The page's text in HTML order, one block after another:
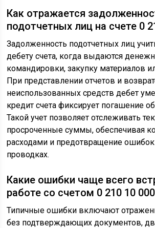
Как отражается
подотчетных лиц на счете 0
Задолженность подотчетных лиц
дебету счета, когда выдаются
командировки, закупку материалов
При представлении отчетов и
неиспользованных средств дебет
кредит счета фиксирует погашение
Такой учет позволяет отслеживать
просроченные суммы, обеспечивая
расходами и предотвращение ошибок
проводках.
Какие ошибки чаще всего
работе со счетом 0 210 10
Типичные ошибки включают
без подтверждающих документов,